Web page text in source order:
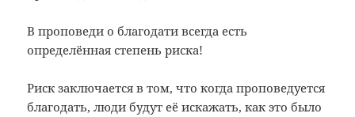
В проповеди о благодати всегда есть
определённая степень риска!
Риск заключается в том, что когда проповедуется
благодать, люди будут её искажать, как это было